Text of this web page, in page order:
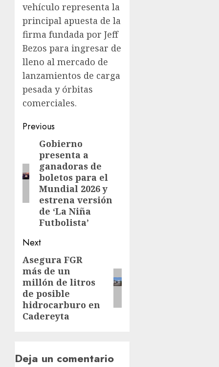
vehículo representa la
principal apuesta de la
firma fundada por Jeff
Bezos para ingresar de
lleno al mercado de
lanzamientos de carga
pesada y órbitas
comerciales.
Previous
Gobierno
presenta a
ganadoras de
boletos para el
Mundial 2026 y
estrena versión
de ‘La Niña
Futbolista’
Next
Asegura FGR
más de un
millón de litros
de posible
hidrocarburo en
Cadereyta
Deja un comentario